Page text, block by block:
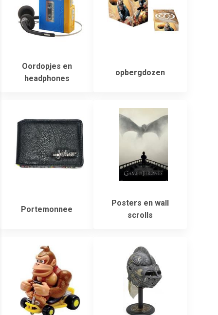
Oordopjes en
headphones
opbergdozen
Portemonnee
Posters en wall
scrolls